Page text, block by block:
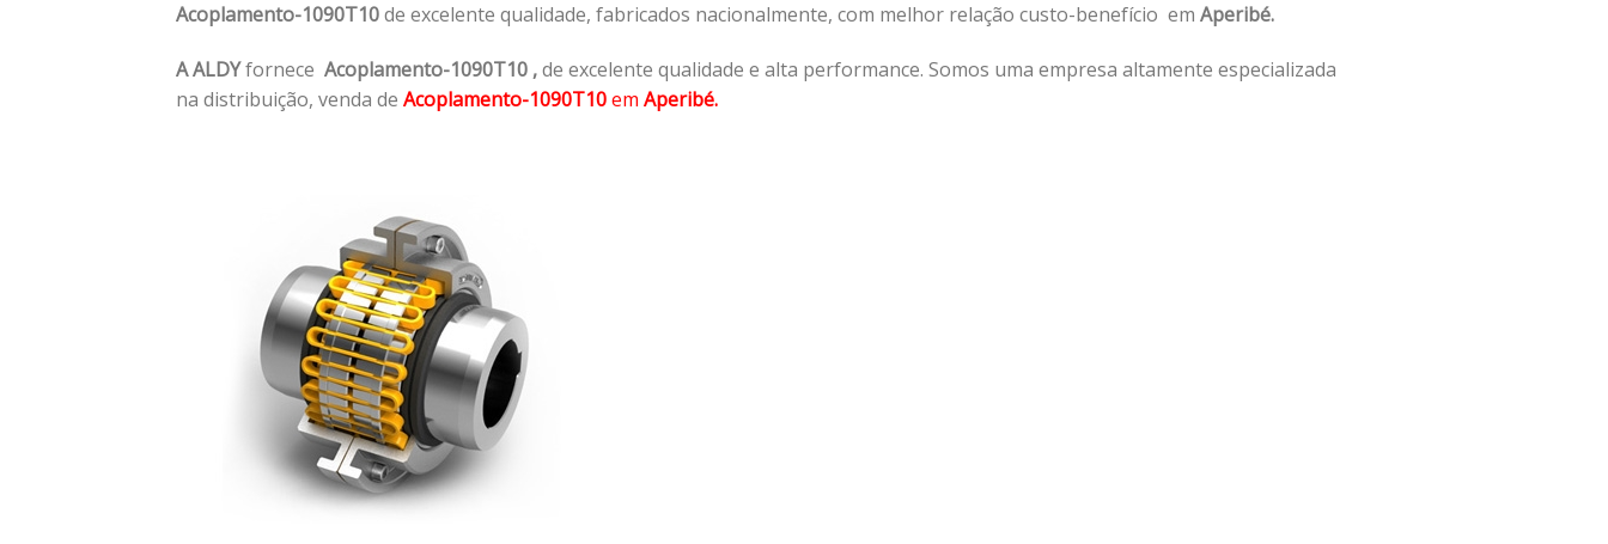
Acoplamento-1090T10de excelente qualidade, fabricados nacionalmente, com melhor relação custo-benefício em Aperibé.
A ALDYfornece Acoplamento-1090T10 ,de excelente qualidade e alta performance. Somos uma empresa altamente especializada
na distribuição, venda de Acoplamento-1090T10em Aperibé.